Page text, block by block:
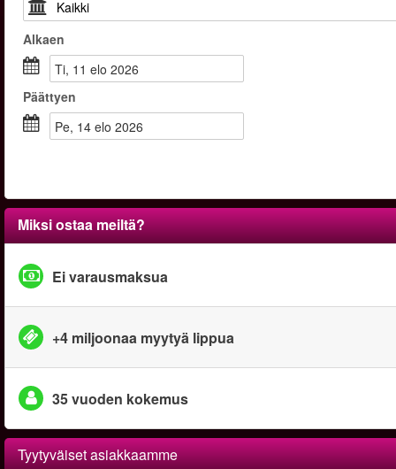
Alkaen
ti, 11 elo 2026
Päättyen
pe, 14 elo 2026
Miksi ostaa meiltä?
Ei varausmaksua
+4 miljoonaa myytyä lippua
35 vuoden kokemus
Tyytyväiset asiakkaamme